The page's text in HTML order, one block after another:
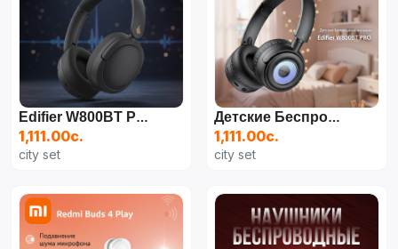
Edifier W800BT PRO — Беспроводные Наушники С Активным Шумоподавлением
1,111.00с.
city set
Детские Беспроводные Наушники/Р.:Style A|Цв.:Black|
1,111.00с.
city set